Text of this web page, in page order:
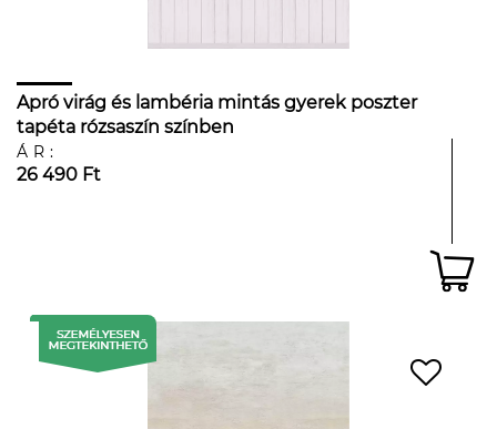
Apró virág és lambéria mintás gyerek poszter
tapéta rózsaszín színben
ÁR:
26 490 Ft